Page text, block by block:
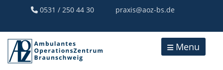
0531 / 250 44 30 praxis@aoz-bs.de
Menu